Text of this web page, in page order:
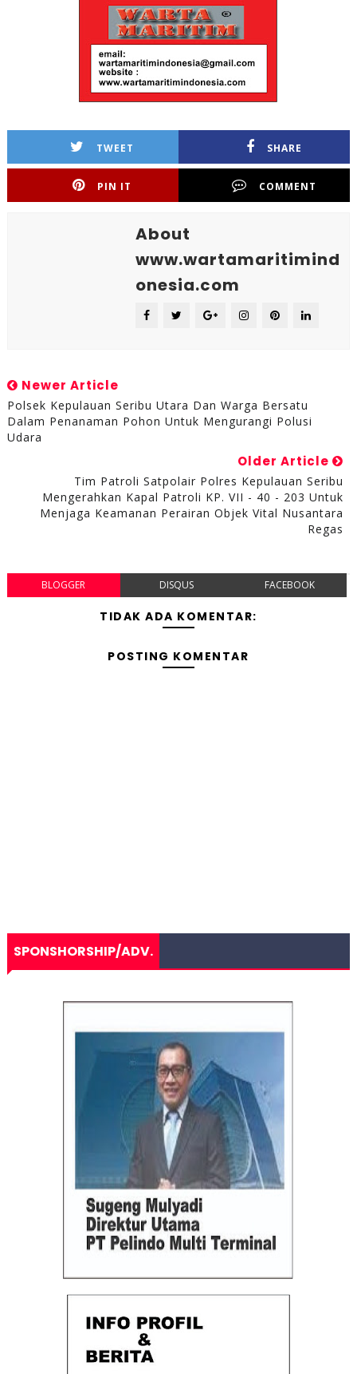
TWEET SHARE
PIN IT COMMENT
About
www.wartamaritimind
onesia.com
Newer Article
Polsek Kepulauan Seribu Utara Dan Warga Bersatu
Dalam Penanaman Pohon Untuk Mengurangi Polusi
Udara
Older Article
Tim Patroli Satpolair Polres Kepulauan Seribu
Mengerahkan Kapal Patroli KP. VII - 40 - 203 Untuk
Menjaga Keamanan Perairan Objek Vital Nusantara
Regas
BLOGGER DISQUS FACEBOOK
TIDAK ADA KOMENTAR:
POSTING KOMENTAR
SPONSHORSHIP/ADV.